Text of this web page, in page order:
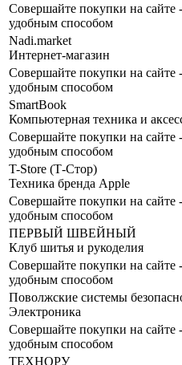
Совершайте покупки на сайте
удобным способом
Nadi.market
Интернет-магазин
Совершайте покупки на сайте
удобным способом
SmartBook
Компьютерная техника и
Совершайте покупки на сайте
удобным способом
T-Store (Т-Стор)
Техника бренда Apple
Совершайте покупки на сайте
удобным способом
ПЕРВЫЙ ШВЕЙНЫЙ
Клуб шитья и рукоделия
Совершайте покупки на сайте
удобным способом
Поволжские системы
Электроника
Совершайте покупки на сайте
удобным способом
ТЕХНОРУ